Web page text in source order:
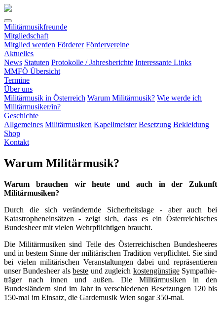
Militärmusikfreunde
Mitgliedschaft
Mitglied werden Förderer Fördervereine
Aktuelles
News Statuten Protokolle / Jahresberichte Interessante Links
MMFÖ Übersicht
Termine
Über uns(current)
Militärmusik in Österreich Warum Militärmusik? Wie werde ich
Militärmusiker/in?
Geschichte
Allgemeines Militärmusiken Kapellmeister Besetzung Bekleidung
Shop
Kontakt
Warum Militärmusik?
Warum brauchen wir heute und auch in der Zukunft
Militärmusiken?
Durch die sich verändernde Sicherheitslage - aber auch bei
Katastropheneinsätzen - zeigt sich, dass es ein Österreichisches
Bundesheer mit vielen Wehrpflichtigen braucht.
Die Militärmusiken sind Teile des Österreichischen Bundesheeres
und in bestem Sinne der militärischen Tradition verpflichtet. Sie sind
bei vielen militärischen Veranstaltungen dabei und repräsentieren
unser Bundesheer alsbeste und zugleich kostengünstigeSympathie-
träger nach innen und außen. Die Militärmusiken in den
Bundesländern sind im Jahr in verschiedenen Besetzungen 120 bis
150-mal im Einsatz, die Gardemusik Wien sogar 350-mal.